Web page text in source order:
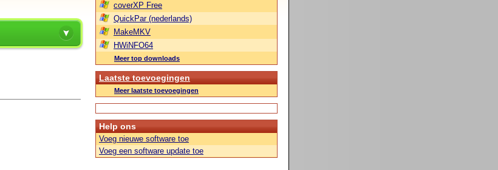
coverXP Free
QuickPar (nederlands)
MakeMKV
HWiNFO64
Meer top downloads
Laatste toevoegingen
Meer laatste toevoegingen
Help ons
Voeg nieuwe software toe
Voeg een software update toe